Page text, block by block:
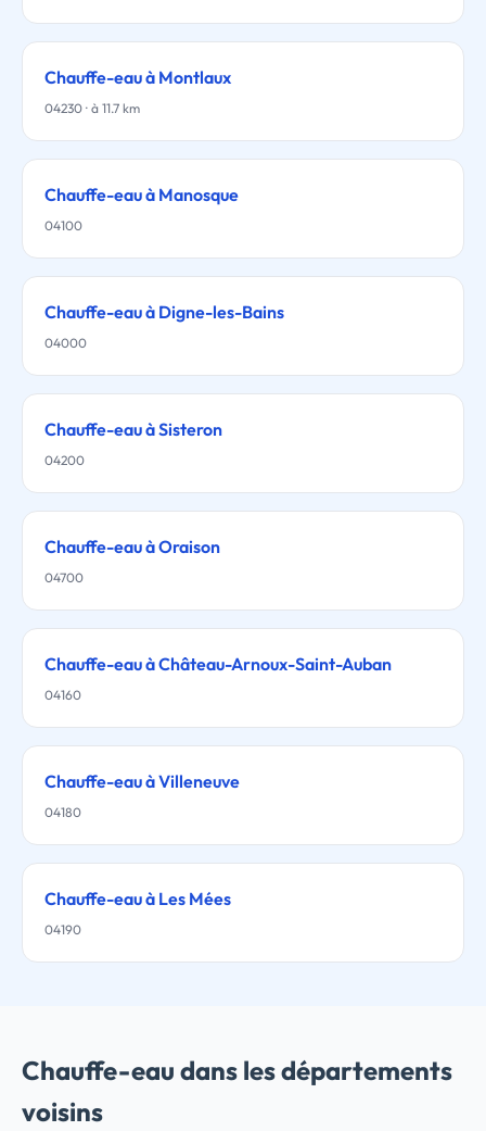
Chauffe-eau à Montlaux
04230 · à 11.7 km
Chauffe-eau à Manosque
04100
Chauffe-eau à Digne-les-Bains
04000
Chauffe-eau à Sisteron
04200
Chauffe-eau à Oraison
04700
Chauffe-eau à Château-Arnoux-Saint-Auban
04160
Chauffe-eau à Villeneuve
04180
Chauffe-eau à Les Mées
04190
Chauffe-eau dans les départements
voisins